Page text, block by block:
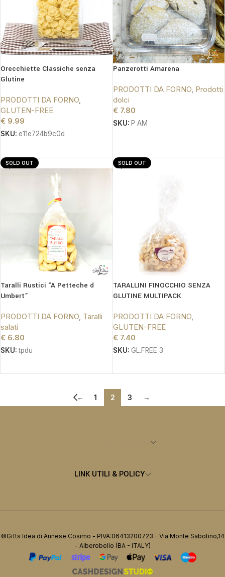
Orecchiette Classiche senza
Glutine
PRODOTTI DA FORNO,
GLUTEN-FREE
€ 9.99
SKU: e11e724b9c0d
Panzerotti Amarena
PRODOTTI DA FORNO, Prodotti
dolci
€7.80
SKU: P AM
SOLD OUT
Taralli Rustici “A Petteche d
Umbert”
PRODOTTI DA FORNO, Taralli
salati
€ 6.80
SKU:tpdu
SOLD OUT
TARALLINI FINOCCHIO SENZA
GLUTINE MULTIPACK
PRODOTTI DA FORNO,
GLUTEN-FREE
€7.40
SKU: GL.FREE 3
← 1 2 3 →
LINK UTILI & POLICY
©Gifts Idea di Annese Cosimo - PIVA:06413200723 - Via Monte Sabotino,14
- Alberobello (BA - ITALY)